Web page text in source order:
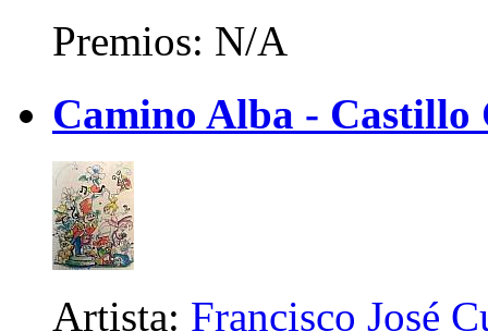
Premios: N/A
Camino Alba -
Artista: Francisco José